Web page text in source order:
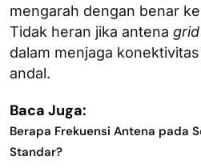
mengarah dengan benar
Tidak heran jika antena grid
dalam menjaga
andal.
Baca Juga:
Berapa Frekuensi Antena pada
Standar?